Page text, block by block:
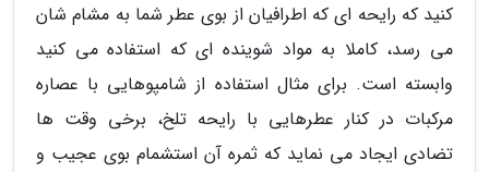
کنید که رایحه ای که اطرافیان از بوی عطر شما به مشام شان
می رسد، کاملا به مواد شوینده ای که استفاده می کنید
وابسته است. برای مثال استفاده از شامپوهایی با عصاره
مرکبات در کنار عطرهایی با رایحه تلخ، برخی وقت ها
تضادی ایجاد می نماید که ثمره آن استشمام بوی عجیب و